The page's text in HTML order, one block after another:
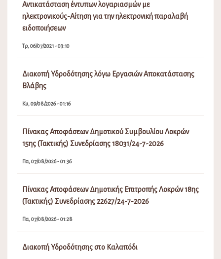
Αντικατάσταση έντυπων λογαριασμών με
ηλεκτρονικούς-Αίτηση για την ηλεκτρονική παραλαβή
ειδοποιήσεων
Τρ, 06/07/2021 - 03:10
Διακοπή Υδροδότησης λόγω Εργασιών Αποκατάστασης
Βλάβης
Κυ, 09/08/2026 - 01:16
Πίνακας Αποφάσεων Δημοτικού Συμβουλίου Λοκρών
15ης (Τακτικής) Συνεδρίασης 18031/24-7-2026
Πα, 07/08/2026 - 01:36
Πίνακας Αποφάσεων Δημοτικής Επιτροπής Λοκρών 18ης
(Τακτικής) Συνεδρίασης 22627/24-7-2026
Πα, 07/08/2026 - 01:28
Διακοπή Υδροδότησης στο Καλαπόδι